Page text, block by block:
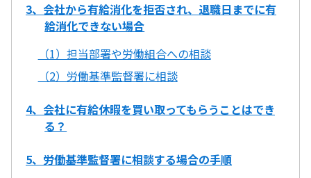
3、会社から有給消化を拒否され、退職日までに有
給消化できない場合
（1）担当部署や労働組合への相談
（2）労働基準監督署に相談
4、会社に有給休暇を買い取ってもらうことはでき
る？
5、労働基準監督署に相談する場合の手順